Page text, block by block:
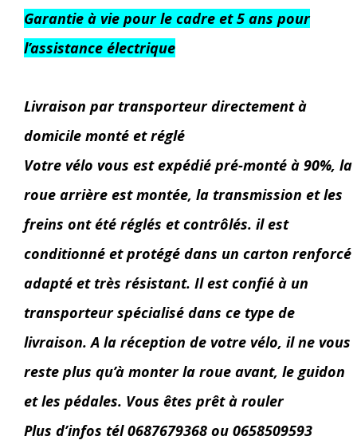
Garantie à vie pour le cadre et 5 ans pour
l’assistance électrique
Livraison par transporteur directement à
domicile monté et réglé
Votre vélo vous est expédié pré-monté à 90%, la
roue arrière est montée, la transmission et les
freins ont été réglés et contrôlés. il est
conditionné et protégé dans un carton renforcé
adapté et très résistant. Il est confié à un
transporteur spécialisé dans ce type de
livraison. A la réception de votre vélo, il ne vous
reste plus qu’à monter la roue avant, le guidon
et les pédales. Vous êtes prêt à rouler
Plus d’infos tél 0687679368 ou 0658509593